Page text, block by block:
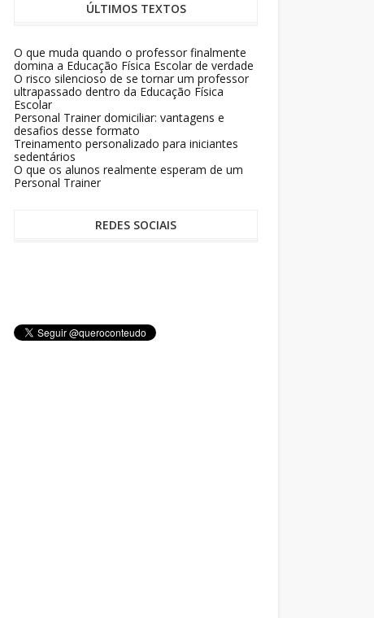
ÚLTIMOS TEXTOS
O que muda quando o professor finalmente
domina a Educação Física Escolar de verdade
O risco silencioso de se tornar um professor
ultrapassado dentro da Educação Física
Escolar
Personal Trainer domiciliar: vantagens e
desafios desse formato
Treinamento personalizado para iniciantes
sedentários
O que os alunos realmente esperam de um
Personal Trainer
REDES SOCIAIS